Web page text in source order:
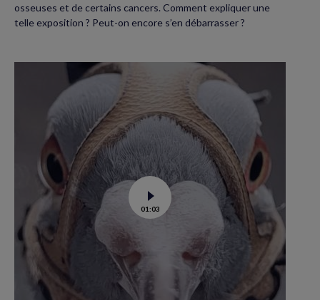
osseuses et de certains cancers. Comment expliquer une
telle exposition ? Peut-on encore s’en débarrasser ?
Voir
la
vidéo
01:03